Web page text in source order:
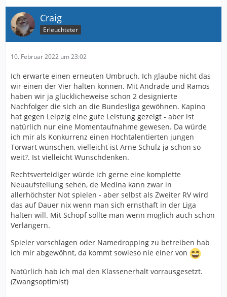
Craig
Erleuchteter
10. Februar 2022 um 23:02
Ich erwarte einen erneuten Umbruch. Ich glaube nicht das
wir einen der Vier halten können. Mit Andrade und Ramos
haben wir ja glücklicheweise schon 2 designierte
Nachfolger die sich an die Bundesliga gewöhnen. Kapino
hat gegen Leipzig eine gute Leistung gezeigt - aber ist
natürlich nur eine Momentaufnahme gewesen. Da würde
ich mir als Konkurrenz einen Hochtalentierten jungen
Torwart wünschen, vielleicht ist Arne Schulz ja schon so
weit?. Ist vielleicht Wunschdenken.
Rechtsverteidiger würde ich gerne eine komplette
Neuaufstellung sehen, de Medina kann zwar in
allerhöchster Not spielen - aber selbst als Zweiter RV wird
das auf Dauer nix wenn man sich ernsthaft in der Liga
halten will. Mit Schöpf sollte man wenn möglich auch schon
Verlängern.
Spieler vorschlagen oder Namedropping zu betreiben hab
ich mir abgewöhnt, da kommt sowieso nie einer von
Natürlich hab ich mal den Klassenerhalt vorrausgesetzt.
(Zwangsoptimist)